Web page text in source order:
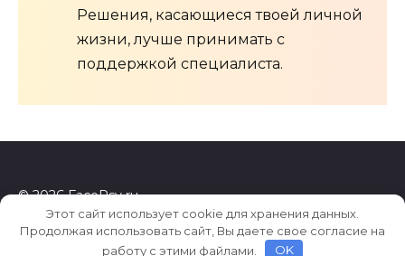
Решения, касающиеся твоей личной
жизни, лучше принимать с
поддержкой специалиста.
© 2026 FacePsy.ru
Этот сайт использует cookie для хранения данных.
Продолжая использовать сайт, Вы даете свое согласие на
работу с этими файлами.
OK